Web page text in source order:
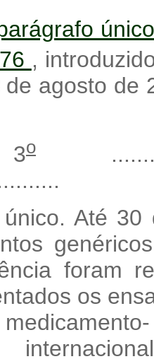
,
agosto de
o
único. Até
foram
os